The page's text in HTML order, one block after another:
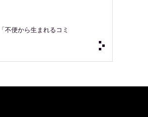
不便から生まれるコミ